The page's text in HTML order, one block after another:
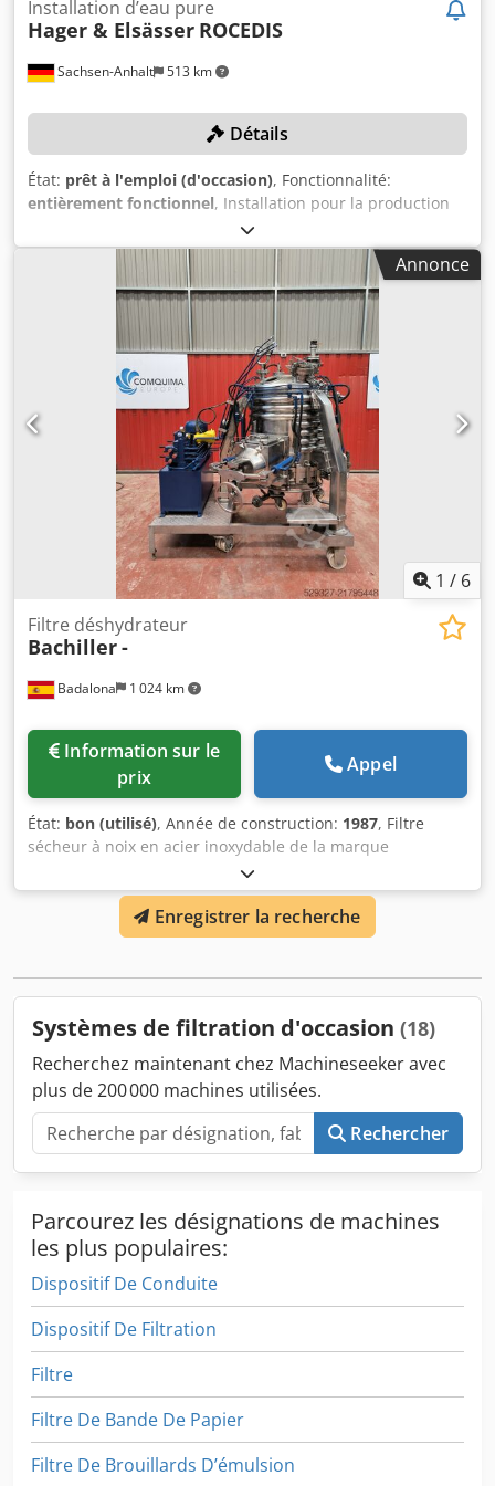
Sachsen-Anhalt 513 km
Installation d’eau pure
Hager & Elsässer ROCEDIS
Détails
État: prêt à l'emploi (d'occasion), Fonctionnalité:
entièrement fonctionnel, Installation pour la production
d'eau ultra-pure DÉTAILS DE LA MACHINE Panneau de
commande : TP177B PN/DP Color ÉQUIPEMENT Plans
Cedsw Nn Itopfx Al Djrf Manuel d’utilisation
Annonce
1 / 6
Badalona 1 024 km
Filtre déshydrateur
Bachiller-
prix
Appel
État: bon (utilisé), Année de construction: 1987, Filtre
sécheur à noix en acier inoxydable de la marque
E.BACHILLER, surface de 0,4 m². Cjdey Hfx Espfx Al Dorf
Année : 1987. Centrale hydraulique avec moteur de 7,5 ch,
1410 tr/min, 50 Hz, 220 V. Sans documentation.
Enregistrer la recherche
Systèmes de filtration d'occasion (18)
Recherchez maintenant chez Machineseeker avec
plus de 200 000 machines utilisées.
Rechercher
Parcourez les désignations de machines
les plus populaires:
Dispositif De Conduite
Dispositif De Filtration
Filtre
Filtre De Bande De Papier
Filtre De Brouillards D’émulsion